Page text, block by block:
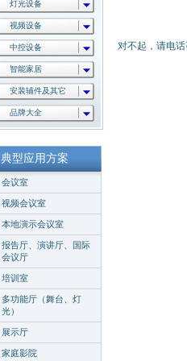
灯光设备
视频设备
中控设备
智能家居
安装辅件及其它
品牌大全
典型应用方案
会议室
视频会议室
本地演示会议室
报告厅、演讲厅、国际
会议厅
培训室
多功能厅（舞台、灯
光）
展示厅
家庭影院
对不起，请电